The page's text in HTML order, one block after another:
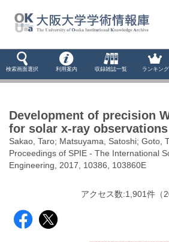
検索画面選択 利用案内 収録雑誌一覧 ランキング
Development of precision
for solar x-ray observations
Sakao, Taro; Matsuyama, Satoshi; Goto,
Proceedings of SPIE - The International
Engineering, 2017, 10386, 103860E
アクセス数:1,901件 （